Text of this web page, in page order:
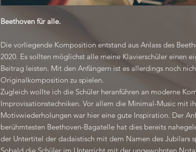
Beethoven für alle.
Die vorliegende Komposition entstand aus Anlass des
2020. Es sollten möglichst alle meine Klavierschüler einen
Beitrag leisten. Mit den Anfängern ist es allerdings noch
Originalkomposition zu spielen.
Zugleich wollte ich die Schüler heranführen an moderne
Improvisationstechniken. Vor allem die Minimal-Music mit
Motivwiederholungen war hier eine gute Inspiration. Der
berühmtesten Beethoven-Bagatelle hat dies bereits
der Untertitel der dadaistisch mit dem Namen des Jubilars